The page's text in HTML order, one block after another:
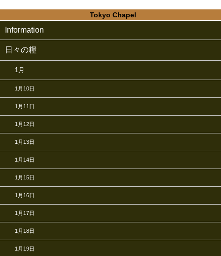
Tokyo Chapel
Information
日々の糧
1月
1月10日
1月11日
1月12日
1月13日
1月14日
1月15日
1月16日
1月17日
1月18日
1月19日